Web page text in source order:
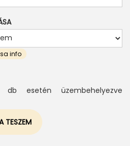
info
db esetén üzembehelyezve
TESZEM